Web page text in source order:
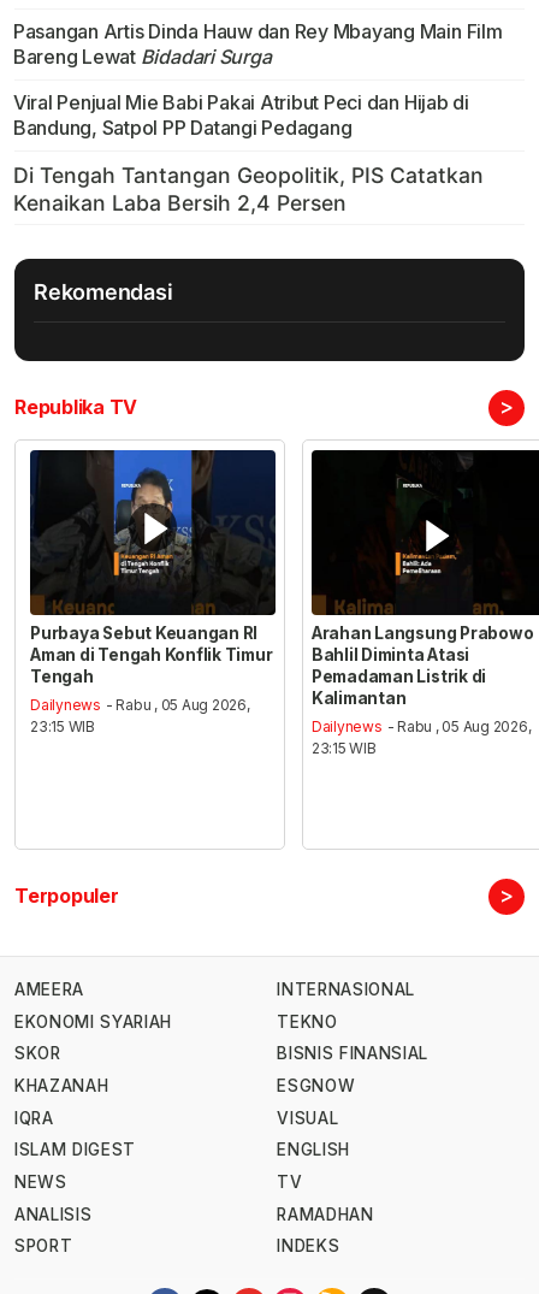
Pasangan Artis Dinda Hauw dan Rey Mbayang Main Film
Bareng Lewat Bidadari Surga
Viral Penjual Mie Babi Pakai Atribut Peci dan Hijab di
Bandung, Satpol PP Datangi Pedagang
Rekomendasi
Republika TV >
Purbaya Sebut Keuangan RI
Aman di Tengah Konflik Timur
Tengah
Dailynews - Rabu , 05 Aug 2026,
23:15 WIB
Arahan Langsung Prabowo
Bahlil Diminta Atasi
Pemadaman Listrik di
Kalimantan
Dailynews - Rabu , 05 Aug 2026,
23:15 WIB
Terpopuler >
AMEERA
EKONOMI SYARIAH
SKOR
KHAZANAH
IQRA
ISLAM DIGEST
NEWS
ANALISIS
SPORT
INTERNASIONAL
TEKNO
BISNIS FINANSIAL
ESGNOW
VISUAL
ENGLISH
TV
RAMADHAN
INDEKS